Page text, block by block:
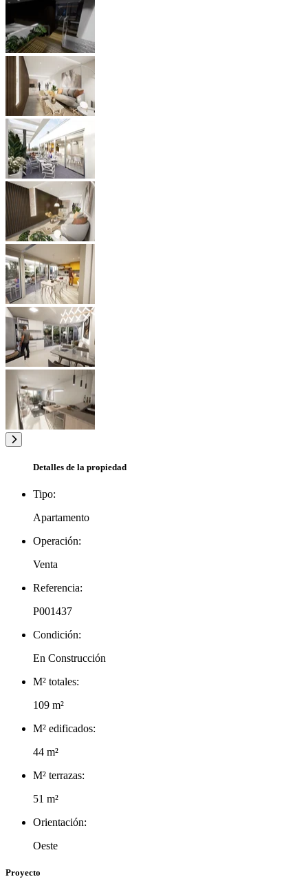
Detalles de la propiedad
Tipo:
Apartamento
Operación:
Venta
Referencia:
P001437
Condición:
En Construcción
M² totales:
109 m²
M² edificados:
44 m²
M² terrazas:
51 m²
Orientación:
Oeste
Proyecto